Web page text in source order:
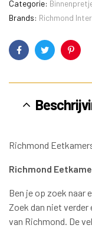
Categorie:
Brands: Richmond
FacebookTwitter
Richmond
Richmond
Ben je op zoek naar
Zoek dan niet verder
van Richmond. De